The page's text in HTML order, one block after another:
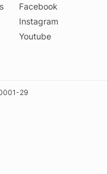
Facebook
Instagram
Youtube
29